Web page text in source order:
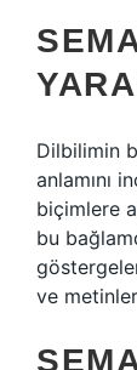
Dilbilimin
anlamını
biçimlere
bu
ve